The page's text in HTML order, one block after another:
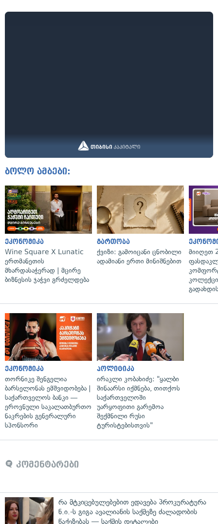
ბოლო ამბები:
ეკონომიკა
Wine Square X Lunatic
ერთმანეთის
მხარდასაჭერად | მცირე
ბიზნესის ჯაჭვი გრძელდება
გართობა
ქვიზი: გამოიცანი ცნობილი
ადამიანი ერთი მინიშნებით
მიიღეთ
ეკონომიკა
თორნიკე შენგელია
ბარსელონას ემშვიდობება |
საქართველოს ბანკი —
ეროვნული საკალათბურთო
ნაკრების გენერალური
სპონსორი
პოლიტიკა
ირაკლი კობახიძე: "ყალბი
შინაარსი იქმნება, თითქოს
საქართველოში
უარყოფითი გარემოა
შექმნილი რუსი
ტურისტებისთვის"
კომენტარები
რა მტკიცებულებებით ედავება პროკურატურა
ნ.ი.-ს გიგა ავალიანის საქმეზე ძალადობის
წაქეზებას — საქმის დეტალები